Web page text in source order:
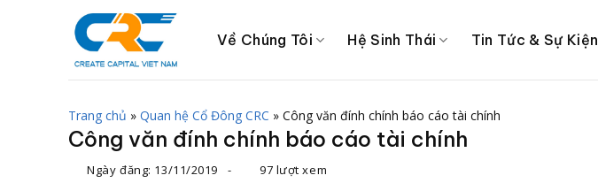
Về Chúng Tôi Hệ Sinh Thái Tin Tức & Sự Kiện
Trang chủ » Quan hệ Cổ Đông CRC » Công văn đính chính báo cáo tài chính
Công văn đính chính báo cáo tài chính
Ngày đăng: 13/11/2019 - 97 lượt xem